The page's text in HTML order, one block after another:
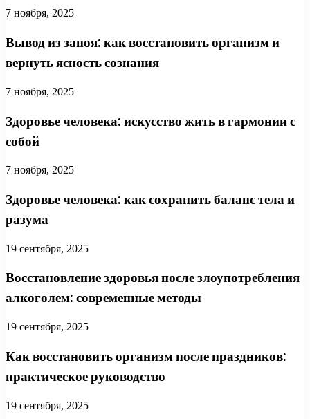
7 ноября, 2025
Вывод из запоя: как восстановить организм и
вернуть ясность сознания
7 ноября, 2025
Здоровье человека: искусство жить в гармонии с
собой
7 ноября, 2025
Здоровье человека: как сохранить баланс тела и
разума
19 сентября, 2025
Восстановление здоровья после злоупотребления
алкоголем: современные методы
19 сентября, 2025
Как восстановить организм после праздников:
практическое руководство
19 сентября, 2025